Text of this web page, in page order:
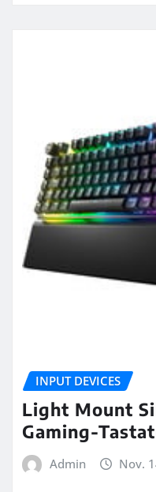
INPUT DEVICES
Light Mount
Gaming-
Admin Nov.